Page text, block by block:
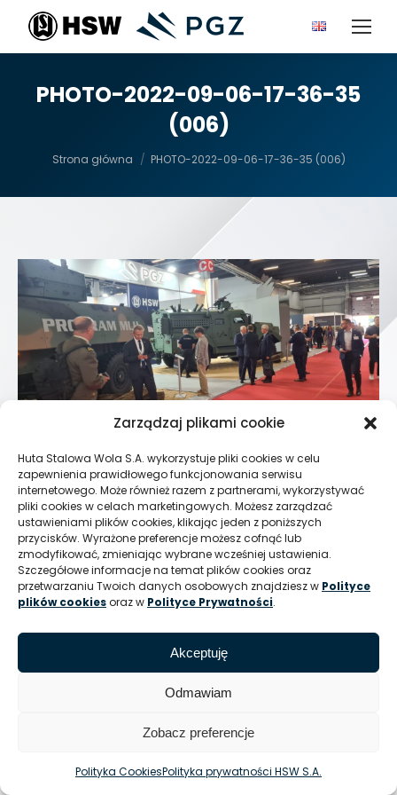
Zarządzaj plikami cookie
Huta Stalowa Wola S.A. wykorzystuje pliki cookies w celu
zapewnienia prawidłowego funkcjonowania serwisu
internetowego. Może również razem z partnerami, wykorzystywać
pliki cookies w celach marketingowych. Możesz zarządzać
ustawieniami plików cookies, klikając jeden z poniższych
przycisków. Wyrażone preferencje możesz cofnąć lub
zmodyfikować, zmieniając wybrane wcześniej ustawienia.
Szczegółowe informacje na temat plików cookies oraz
przetwarzaniu Twoich danych osobowych znajdziesz w Polityce
plików cookiesoraz w Polityce Prywatności.
Akceptuję
Odmawiam
Zobacz preferencje
Polityka CookiesPolityka prywatności HSW S.A.
PHOTO-2022-09-06-17-36-35
(006)
Strona główna PHOTO-2022-09-06-17-36-35 (006)
© Huta Stalowa Wola S.A.